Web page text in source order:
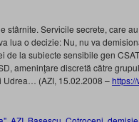
Servicile secrete, care
lua o decizie: Nu, nu va
de la subiecte sensibile gen
ameninţare discretă către
Udrea… (AZI, 15.02.2008 –